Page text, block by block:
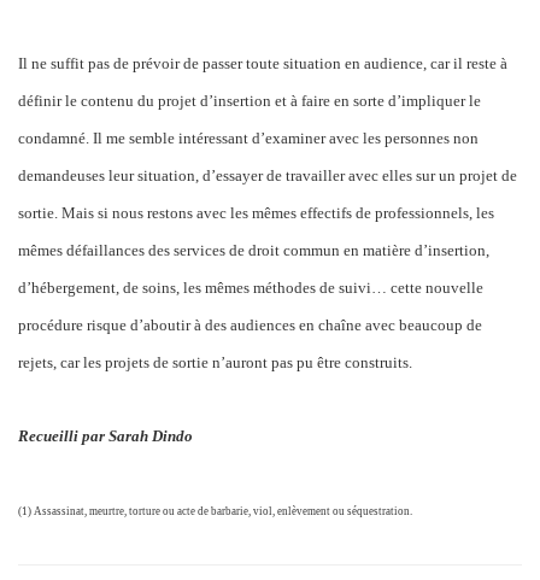
Il ne suffit pas de prévoir de passer toute situation en audience, car il reste à
définir le contenu du projet d’insertion et à faire en sorte d’impliquer le
condamné. Il me semble intéressant d’examiner avec les personnes non
demandeuses leur situation, d’essayer de travailler avec elles sur un projet de
sortie. Mais si nous restons avec les mêmes effectifs de professionnels, les
mêmes défaillances des services de droit commun en matière d’insertion,
d’hébergement, de soins, les mêmes méthodes de suivi… cette nouvelle
procédure risque d’aboutir à des audiences en chaîne avec beaucoup de
rejets, car les projets de sortie n’auront pas pu être construits.
Recueilli par Sarah Dindo
(1) Assassinat, meurtre, torture ou acte de barbarie, viol, enlèvement ou séquestration.